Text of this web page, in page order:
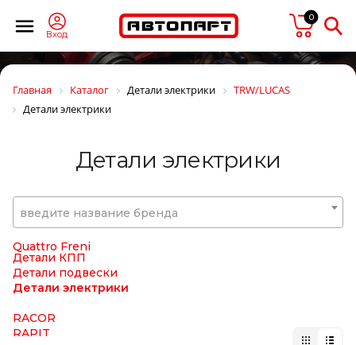
Вход
0
Главная Каталог Детали электрики
TRW/LUCAS
Детали электрики
Детали электрики
введите название бренда
PILENGA
PILKINGTON
PIRELLI
Plus Line
POMMIER
PORSCHE
PRESTOLITE
PRESTOLITE ELECTRIC
ProVia (brand Wabco)
PULLMAN
Quattro Freni
Quattro Freni
Детали КПП
Детали подвески
Детали электрики
RACOR
RAPIT